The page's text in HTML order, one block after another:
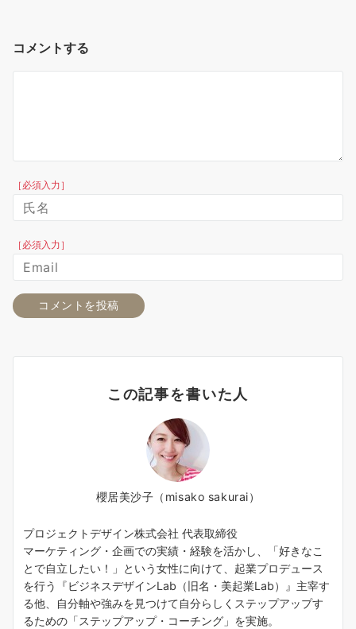
コメントする
［必須入力］
［必須入力］
この記事を書いた人
櫻居美沙子（misako sakurai）
プロジェクトデザイン株式会社 代表取締役
マーケティング・企画での実績・経験を活かし、「好きなこ
とで自立したい！」という女性に向けて、起業プロデュース
を行う『ビジネスデザインLab（旧名・美起業Lab）』主宰す
る他、自分軸や強みを見つけて自分らしくステップアップす
るための「ステップアップ・コーチング」を実施。